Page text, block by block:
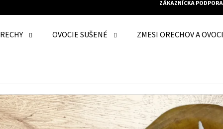
ZÁKAZNÍCKA
OVOCIE SUŠENÉ ZMESI ORECHOV A
HĽADAŤ